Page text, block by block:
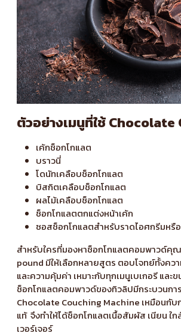
ตัวอย่างเมนูที่ใช้
เค้กช็อกโกแลต
บราวนี่
โดนัทเคลือบช็อกโกแลต
บิสกิตเคลือบช็อกโกแลต
ผลไม้เคลือบช็อกโกแลต
ช็อกโกแลตตกแต่งหน้าเค้ก
ซอสช็อกโกแลตสำหรับราดไอศกรีมหรื
สำหรับใครที่มองหาช็อกโกแลตคอมพาวด์คุ
pound มีให้เลือกหลายสูตร ตอบโจทย์ทั้งคว
และความคุ้มค่า เหมาะกับทุกเมนูเบเกอรี และ
ช็อกโกแลตคอมพาวด์ของทิวลิปมีกระบวนกา
Chocolate Couching Machine เหมือนกั
แท้ จึงทำให้ได้ช็อกโกแลตเนื้อสัมผัส เนียน ใ
เวอร์เจอร์